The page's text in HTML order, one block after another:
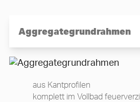
Aggregategrundrahmen
aus Kantprofilen
komplett im Vollbad